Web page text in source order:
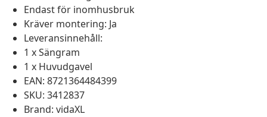
Endast för inomhusbruk
Kräver montering: Ja
Leveransinnehåll:
1 x Sängram
1 x Huvudgavel
EAN: 8721364484399
SKU: 3412837
Brand: vidaXL